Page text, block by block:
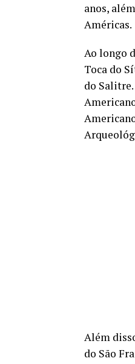
anos,
Américas.
Ao longo
Toca do
do
Além
do São